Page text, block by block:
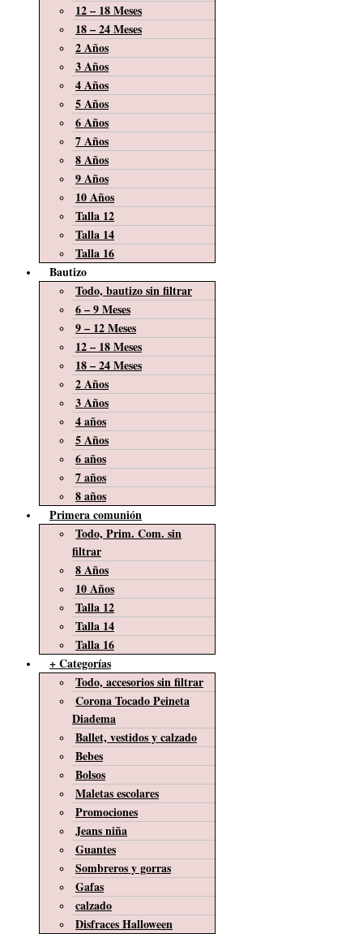
12 – 18 Meses
18 – 24 Meses
2 Años
3 Años
4 Años
5 Años
6 Años
7 Años
8 Años
9 Años
10 Años
Talla 12
Talla 14
Talla 16
Bautizo
Todo, bautizo sin filtrar
6 – 9 Meses
9 – 12 Meses
12 – 18 Meses
18 – 24 Meses
2 Años
3 Años
4 años
5 Años
6 años
7 años
8 años
Primera comunión
Todo, Prim. Com. sin
filtrar
8 Años
10 Años
Talla 12
Talla 14
Talla 16
+ Categorías
Todo, accesorios sin filtrar
Corona Tocado Peineta
Diadema
Ballet, vestidos y calzado
Bebes
Bolsos
Maletas escolares
Promociones
Jeans niña
Guantes
Sombreros y gorras
Gafas
calzado
Disfraces Halloween